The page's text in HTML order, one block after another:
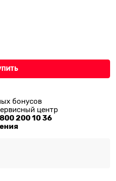
бонусов
центр
200 10 36